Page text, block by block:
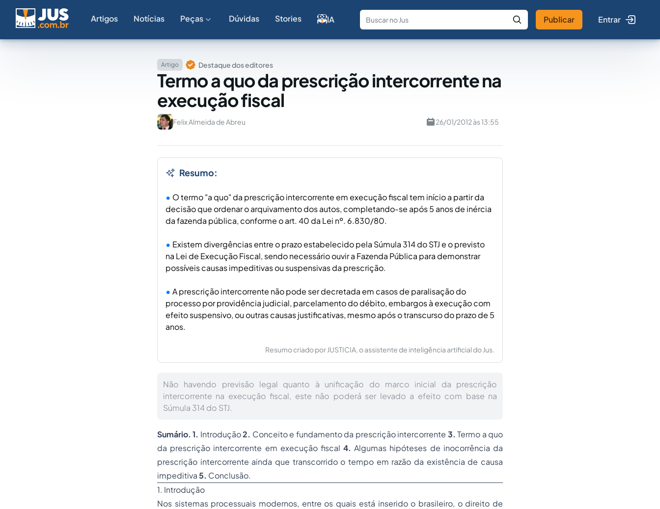
Artigos Notícias Peças Dúvidas Stories IA
Fale com a IA Buscar no Jus
Publicar Entrar
Artigo Destaque dos editores
Termo a quo da prescrição intercorrente na
execução fiscal
Felix Almeida de Abreu 26/01/2012 às 13:55
Resumo:
O termo "a quo" da prescrição intercorrente em execução fiscal tem início a partir da
decisão que ordenar o arquivamento dos autos, completando-se após 5 anos de inércia
da fazenda pública, conforme o art. 40 da Lei nº. 6.830/80.
Existem divergências entre o prazo estabelecido pela Súmula 314 do STJ e o previsto
na Lei de Execução Fiscal, sendo necessário ouvir a Fazenda Pública para demonstrar
possíveis causas impeditivas ou suspensivas da prescrição.
A prescrição intercorrente não pode ser decretada em casos de paralisação do
processo por providência judicial, parcelamento do débito, embargos à execução com
efeito suspensivo, ou outras causas justificativas, mesmo após o transcurso do prazo de 5
anos.
Resumo criado por JUSTICIA, o assistente de inteligência artificial do Jus.
Não havendo previsão legal quanto à unificação do marco inicial da prescrição
intercorrente na execução fiscal, este não poderá ser levado a efeito com base na
Súmula 314 do STJ.
Sumário. 1. Introdução2. Conceito e fundamento da prescrição intercorrente 3. Termo a quo
da prescrição intercorrente em execução fiscal 4. Algumas hipóteses de inocorrência da
prescrição intercorrente ainda que transcorrido o tempo em razão da existência de causa
impeditiva5. Conclusão.
1. Introdução
Nos sistemas processuais modernos, entre os quais está inserido o brasileiro, o direito de